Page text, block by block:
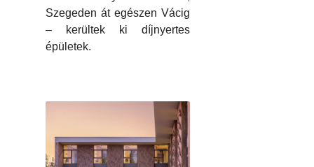
Szegeden át egészen Vácig
– kerültek ki díjnyertes
épületek.